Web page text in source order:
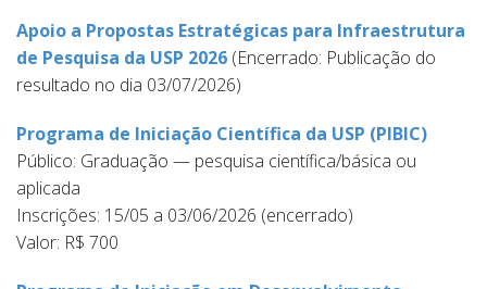
Apoio a Propostas Estratégicas para Infraestrutura
de Pesquisa da USP 2026 (Encerrado: Publicação do
resultado no dia 03/07/2026)
Programa de Iniciação Científica da USP (PIBIC)
Público: Graduação — pesquisa científica/básica ou
aplicada
Inscrições: 15/05 a 03/06/2026 (encerrado)
Valor: R$ 700